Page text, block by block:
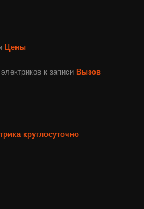
Цены
к записиВызов
круглосуточно